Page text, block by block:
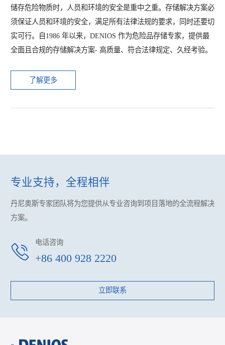
储存危险物质时，人员和环境的安全是重中之重。存储解决方案必
须保证人员和环境的安全，满足所有法律法规的要求，同时还要切
实可行。自1986 年以来，DENIOS 作为危险品存储专家，提供最
全面且合规的存储解决方案- 高质量、符合法律规定、久经考验。
了解更多
专业支持，全程相伴
丹尼奥斯专家团队将为您提供从专业咨询到项目落地的全流程解决
方案。
电话咨询
+86 400 928 2220
立即联系